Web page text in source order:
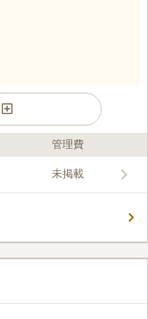
管理費
未掲載